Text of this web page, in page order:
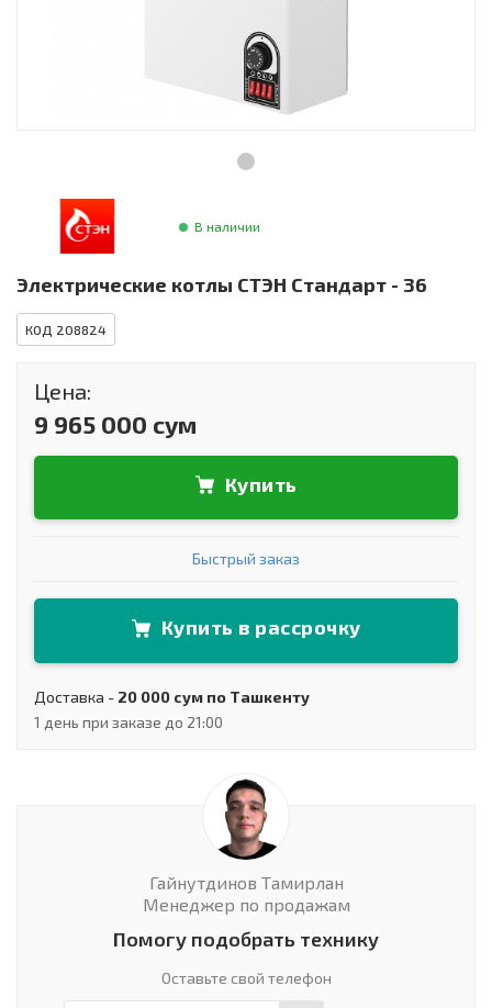
Сантехника В наличии
Электрические котлы СТЭН Стандарт - 36
КОД 208824
Цена:
9 965 000 сум
Купить
Быстрый заказ
Купить в рассрочку
Доставка - 20 000 сум по Ташкенту
1 день при заказе до 21:00
Гайнутдинов Тамирлан
Менеджер по продажам
Помогу подобрать технику
Оставьте свой телефон